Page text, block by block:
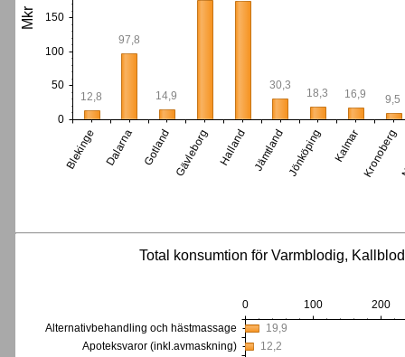
Blekinge Dalarna Gotland Gävleborg Halland Jämtland Jönköping Kalmar Kronoberg
0
50
100
150
Mkr
12,8
97,8
14,9
30,3
18,3 16,9 9,5
Alternativbehandling och hästmassage
Apoteksvaror (inkl.avmaskning)
0 100
200
19,9
12,2
Total konsumtion för Varmblodig,